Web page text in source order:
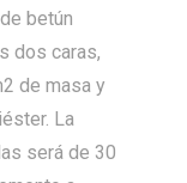
betún
dos caras,
de masa y
La
será de 30